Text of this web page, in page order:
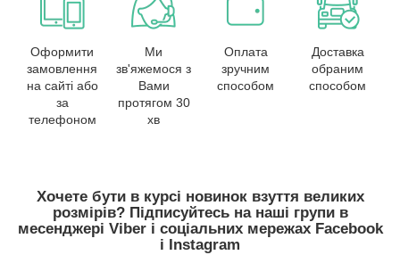
Оформити
замовлення
на сайті або
за
телефоном
Ми
зв'яжемося з
Вами
протягом 30
хв
Оплата
зручним
способом
Доставка
обраним
способом
Хочете бути в курсі новинок взуття великих
розмірів? Підписуйтесь на наші групи в
месенджері Viber і соціальних мережах Facebook
і Instagram